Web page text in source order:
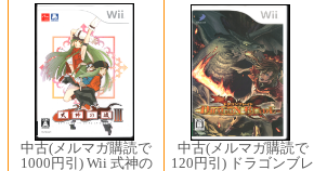
中古(メルマガ購読で
1000円引) Wii 式神の
中古(メルマガ購読で
120円引) ドラゴンブレ